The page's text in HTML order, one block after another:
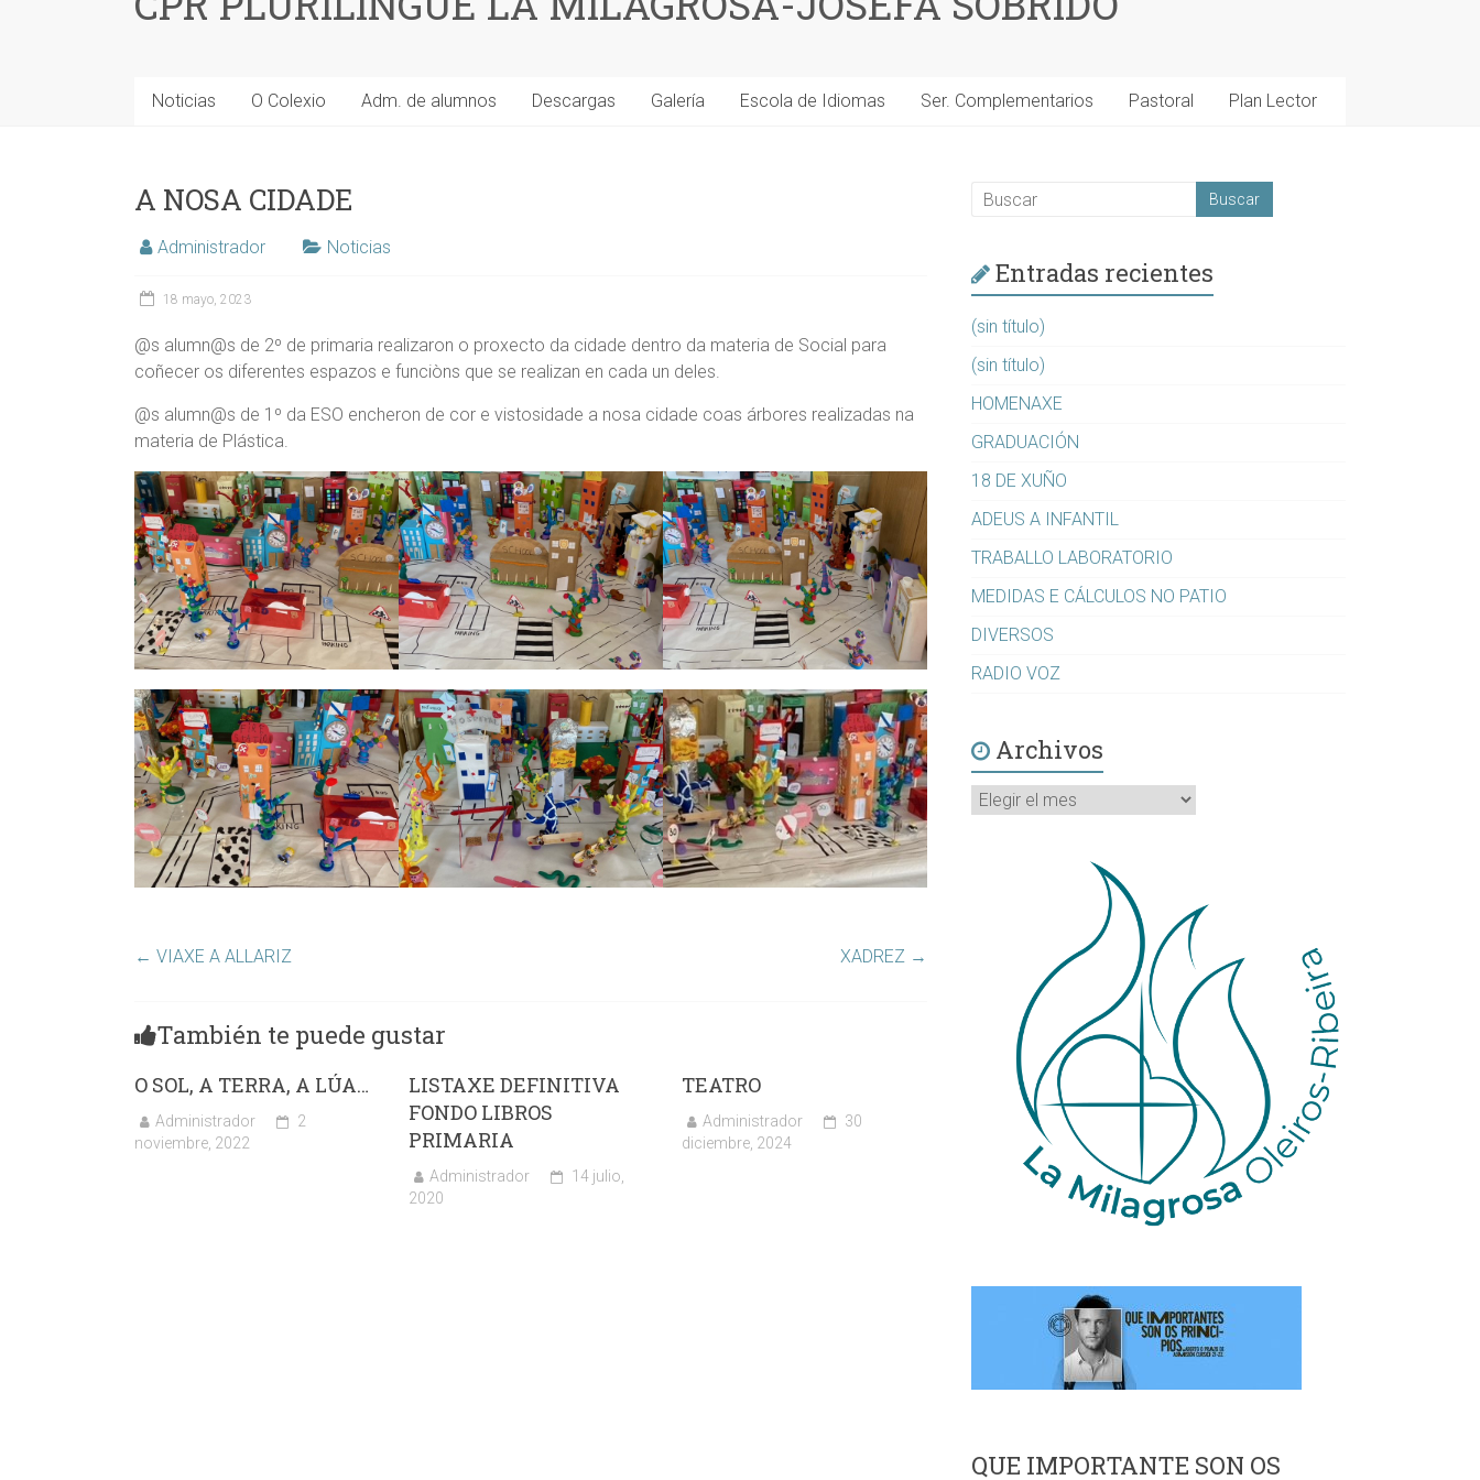
Noticias O Colexio Adm. de alumnos Descargas Galería Escola de Idiomas Ser. Complementarios Pastoral Plan Lector
A NOSA CIDADE
Administrador Noticias
18 mayo, 2023
@s alumn@s de 2º de primaria realizaron o proxecto da cidade dentro da materia de Social para
coñecer os diferentes espazos e funciòns que se realizan en cada un deles.
@s alumn@s de 1º da ESO encheron de cor e vistosidade a nosa cidade coas árbores realizadas na
materia de Plástica.
← VIAXE A ALLARIZ XADREZ →
También te puede gustar
O SOL, A TERRA, A LÚA…
Administrador
2
noviembre, 2022
LISTAXE DEFINITIVA
FONDO LIBROS
PRIMARIA
Administrador
14 julio,
2020
TEATRO
Administrador
30
diciembre, 2024
Entradas recientes
(sin título)
(sin título)
HOMENAXE
GRADUACIÓN
18 DE XUÑO
ADEUS A INFANTIL
TRABALLO LABORATORIO
MEDIDAS E CÁLCULOS NO PATIO
DIVERSOS
RADIO VOZ
Archivos
Archivos
QUE IMPORTANTE SON OS